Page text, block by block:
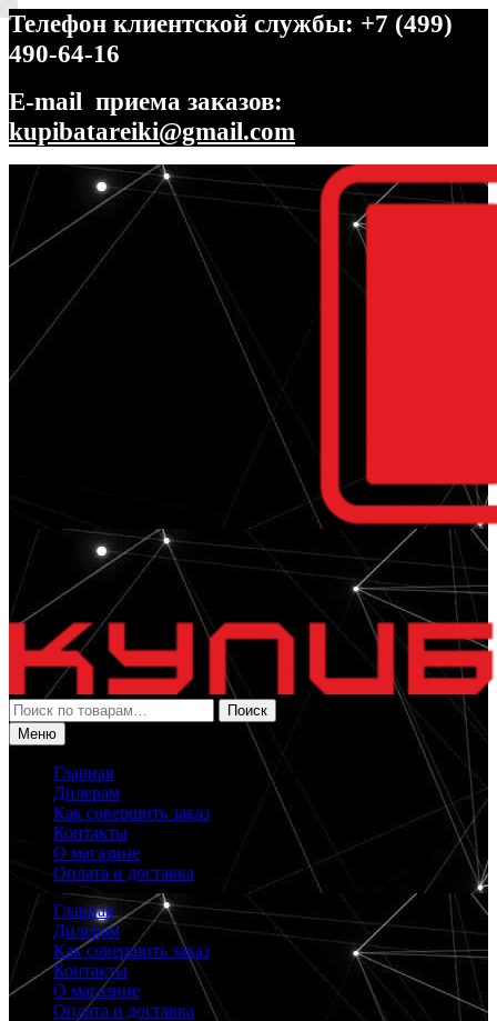
Телефон клиентской службы: +7 (499)
490-64-16
E-mail приема заказов:
kupibatareiki@gmail.com
Перейти
навигации
Перейти
содержимому
Искать:
Поиск
Меню
Главная
Дилерам
Как совершить заказ
Контакты
О магазине
Оплата и доставка
Главная
Дилерам
Как совершить заказ
Контакты
О магазине
Оплата и доставка